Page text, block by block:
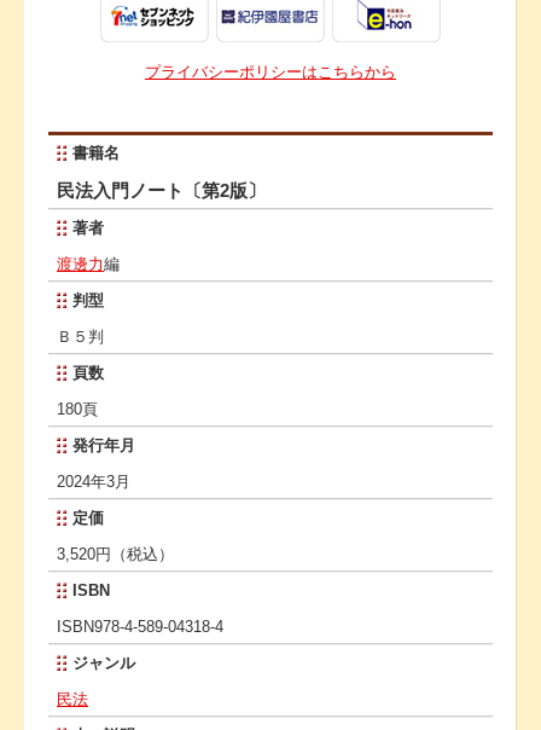
プライバシーポリシーはこちらから
書籍名
民法入門ノート〔第2版〕
著者
渡邊力編
判型
Ｂ５判
頁数
180頁
発行年月
2024年3月
定価
3,520円（税込）
ISBN
ISBN978-4-589-04318-4
ジャンル
民法